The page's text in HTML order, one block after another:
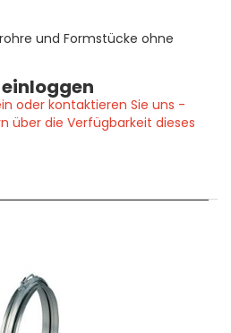
und Formstücke ohne
oder kontaktieren Sie uns -
über die Verfügbarkeit dieses